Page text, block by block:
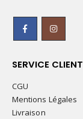
SERVICE CLIENT
CGU
Mentions Légales
Livraison